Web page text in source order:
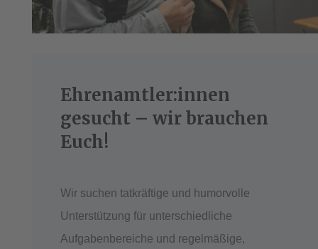
Ehrenamtler:innen
gesucht – wir brauchen
Euch!
Wir suchen tatkräftige und humorvolle
Unterstützung für unterschiedliche
Aufgabenbereiche und regelmäßige,